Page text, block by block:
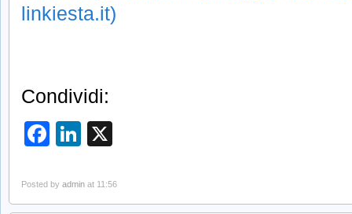
linkiesta.it)
Condividi:
Facebook
LinkedIn
Posted by admin at 11:56